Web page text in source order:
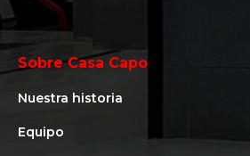
Sobre Casa Capo
Nuestra historia
Equipo